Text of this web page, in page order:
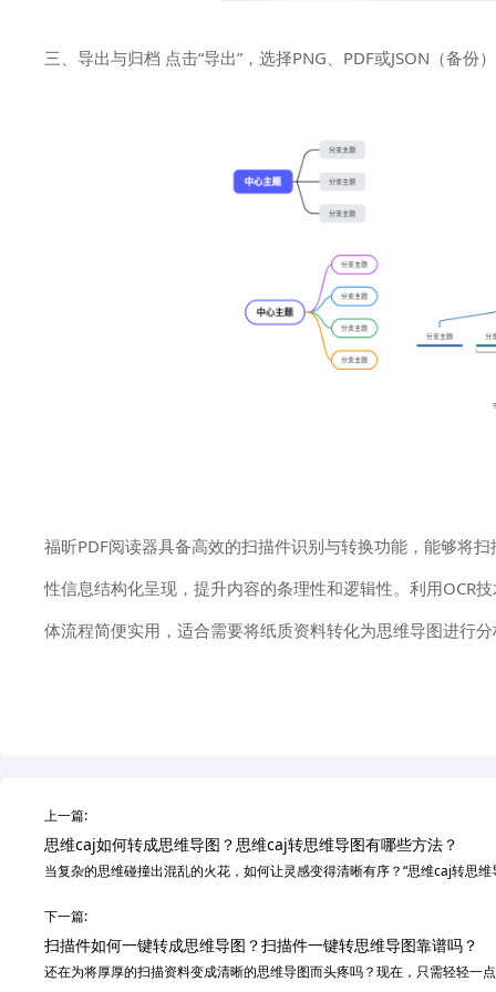
三、导出与归档 点击“导出”，选择PNG、PDF或JSON（备
福昕PDF阅读器具备高效的扫描件识别与转换功能，能够将
性信息结构化呈现，提升内容的条理性和逻辑性。利用OCR
体流程简便实用，适合需要将纸质资料转化为思维导图进行
上一篇:
思维caj如何转成思维导图？思维caj转思维导图有哪些方法？
当复杂的思维碰撞出混乱的火花，如何让灵感变得清晰有序？“思维caj转思
下一篇:
扫描件如何一键转成思维导图？扫描件一键转思维导图靠谱吗？
还在为将厚厚的扫描资料变成清晰的思维导图而头疼吗？现在，只需轻轻一